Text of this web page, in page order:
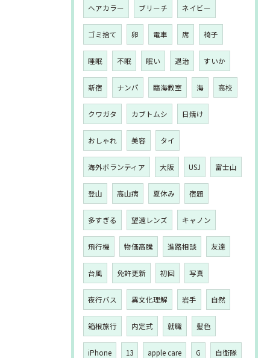
ヘアカラー ブリーチ ネイビー
ゴミ捨て 卵 電車 席 椅子
睡眠 不眠 眠い 退治 すいか
新宿 ナンパ 臨海教室 海 高校
クワガタ カブトムシ 日焼け
おしゃれ 美容 タイ
海外ボランティア 大阪 USJ 富士山
登山 高山病 夏休み 宿題
多すぎる 望遠レンズ キャノン
飛行機 物価高騰 進路相談 友達
台風 免許更新 初回 写真
夜行バス 異文化理解 岩手 自然
箱根旅行 内定式 就職 髪色
iPhone 13 apple care G 自衛隊